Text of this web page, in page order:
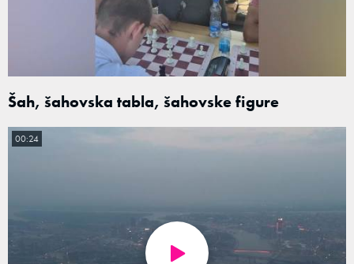
Šah, šahovska tabla, šahovske figure
00:24